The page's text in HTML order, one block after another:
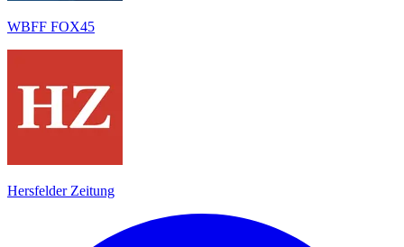
WBFF FOX45
Hersfelder Zeitung